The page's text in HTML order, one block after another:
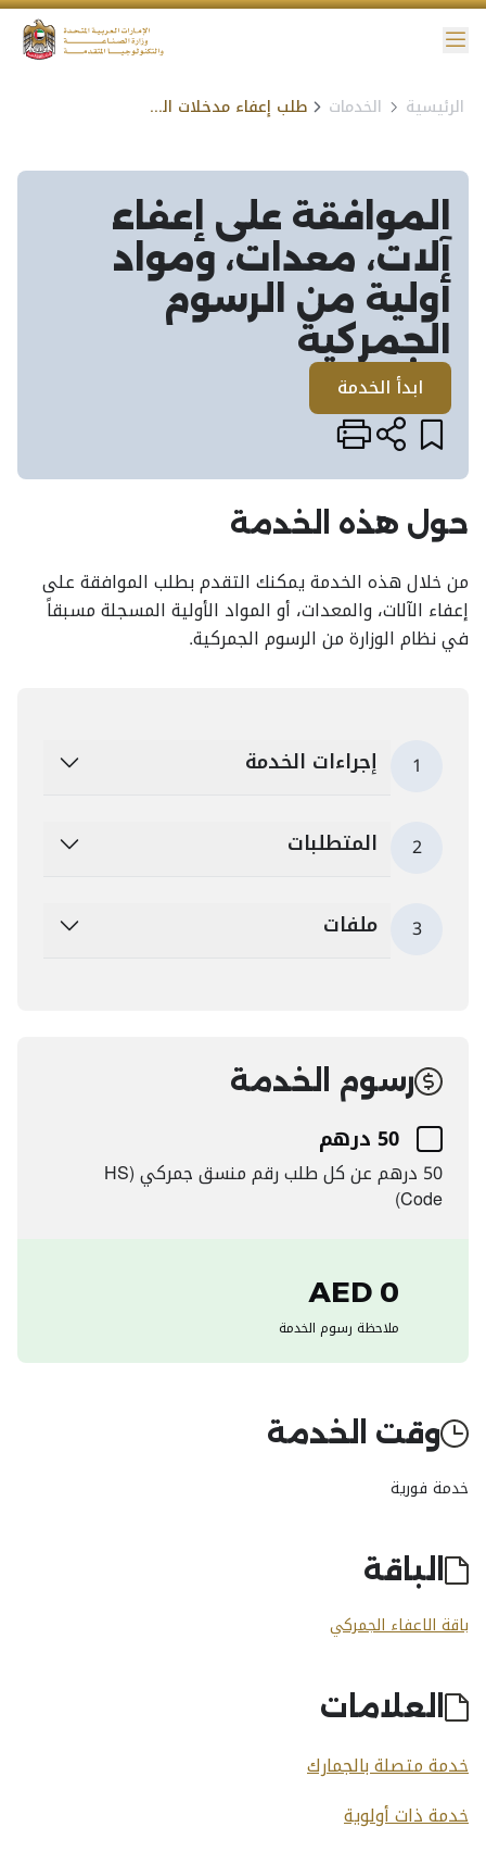
الوصول
الرئيسية الخدمات طلب إعفاء مدخلات الصناعة من الرسوم الجمركية
الموافقة على إعفاء
آلات، معدات، ومواد
أولية من الرسوم
الجمركية​
ابدأ الخدمة
حول هذه الخدمة
من خلال هذه الخدمة يمكنك التقدم بطلب الموافقة على
إعفاء الآلات، والمعدات، أو المواد الأولية المسجلة مسبقاً
في نظام الوزارة من الرسوم الجمركية.
1 إجراءات الخدمة
2 المتطلبات
3 ملفات
رسوم الخدمة
50 درهم
50 درهم عن كل طلب رقم منسق جمركي (HS
Code) ​
0 AED
ملاحظة رسوم الخدمة
وقت الخدمة
خدمة فورية
الباقة
باقة الاعفاء الجمركي
العلامات
خدمة متصلة بالجمارك
خدمة ذات أولوية